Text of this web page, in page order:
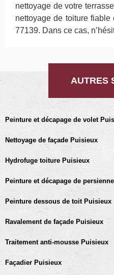
nettoyage de votre
nettoyage de toiture
77139. Dans ce cas,
AUTRES
Peinture et décapage de volet
Nettoyage de façade Puisieux
Hydrofuge toiture Puisieux
Peinture et décapage de
Peinture dessous de toit Puisieux
Ravalement de façade Puisieux
Traitement anti-mousse Puisieux
Façadier Puisieux